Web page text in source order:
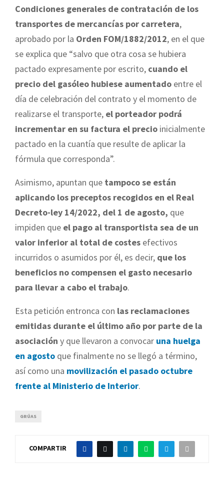
Condiciones generales de contratación de los
transportes de mercancías por carretera,
aprobado por la Orden FOM/1882/2012, en el que
se explica que “salvo que otra cosa se hubiera
pactado expresamente por escrito, cuando el
precio del gasóleo hubiese aumentado entre el
día de celebración del contrato y el momento de
realizarse el transporte, el porteador podrá
incrementar en su factura el precio inicialmente
pactado en la cuantía que resulte de aplicar la
fórmula que corresponda”.
Asimismo, apuntan que tampoco se están
aplicando los preceptos recogidos en el Real
Decreto-ley 14/2022, del 1 de agosto, que
impiden que el pago al transportista sea de un
valor inferior al total de costes efectivos
incurridos o asumidos por él, es decir, que los
beneficios no compensen el gasto necesario
para llevar a cabo el trabajo.
Esta petición entronca con las reclamaciones
emitidas durante el último año por parte de la
asociación y que llevaron a convocar una huelga
en agosto que finalmente no se llegó a término,
así como una movilización el pasado octubre
frente al Ministerio de Interior.
GRÚAS
COMPARTIR